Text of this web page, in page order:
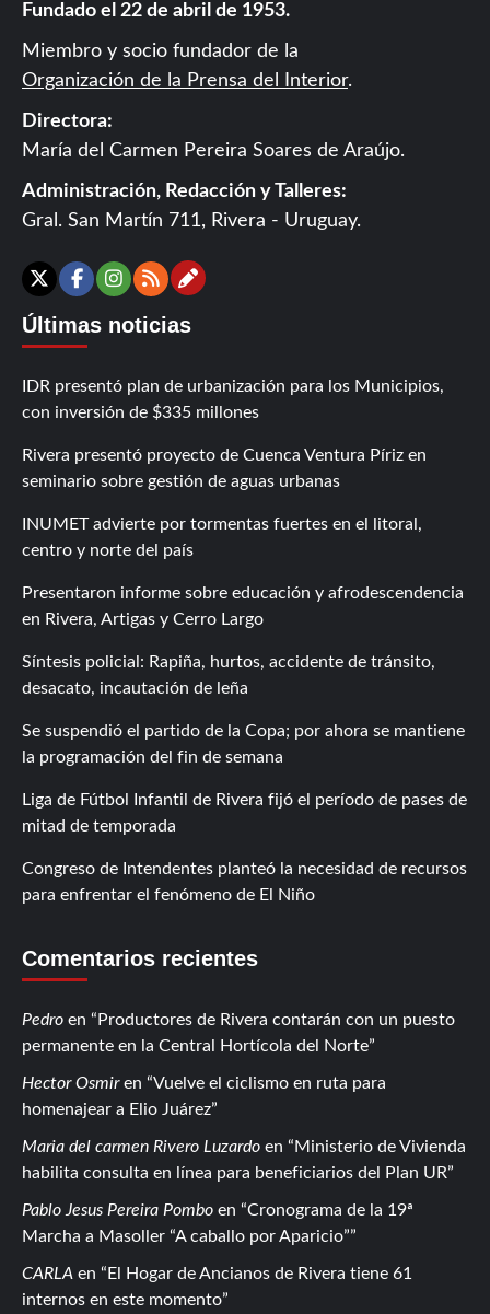
Fundado el 22 de abril de 1953.
Miembro y socio fundador de la
Organización de la Prensa del Interior.
Directora:
María del Carmen Pereira Soares de Araújo.
Administración, Redacción y Talleres:
Gral. San Martín 711, Rivera - Uruguay.
X Facebook
Instagram
RSSContáctanos
Últimas noticias
IDR presentó plan de urbanización para los Municipios,
con inversión de $335 millones
Rivera presentó proyecto de Cuenca Ventura Píriz en
seminario sobre gestión de aguas urbanas
INUMET advierte por tormentas fuertes en el litoral,
centro y norte del país
Presentaron informe sobre educación y afrodescendencia
en Rivera, Artigas y Cerro Largo
Síntesis policial: Rapiña, hurtos, accidente de tránsito,
desacato, incautación de leña
Se suspendió el partido de la Copa; por ahora se mantiene
la programación del fin de semana
Liga de Fútbol Infantil de Rivera fijó el período de pases de
mitad de temporada
Congreso de Intendentes planteó la necesidad de recursos
para enfrentar el fenómeno de El Niño
Comentarios recientes
Pedro en
Productores de Rivera contarán con un puesto
permanente en la Central Hortícola del Norte
Hector Osmiren
Vuelve el ciclismo en ruta para
homenajear a Elio Juárez
Maria del carmen Rivero Luzardo en
Ministerio de Vivienda
habilita consulta en línea para beneficiarios del Plan UR
Pablo Jesus Pereira Pombo en
Cronograma de la 19ª
Marcha a Masoller “A caballo por Aparicio”
CARLA en
El Hogar de Ancianos de Rivera tiene 61
internos en este momento